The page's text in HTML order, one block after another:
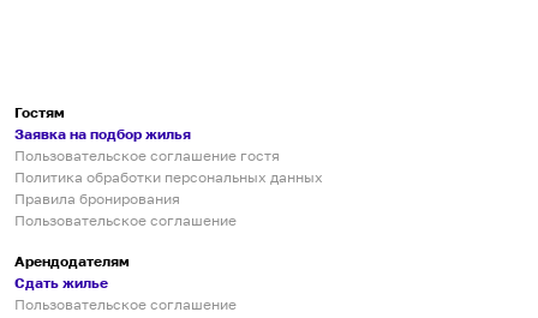
Гостям
Заявка на подбор жилья
Пользовательское соглашение гостя
Политика обработки персональных данных
Правила бронирования
Пользовательское соглашение
Арендодателям
Сдать жилье
Пользовательское соглашение